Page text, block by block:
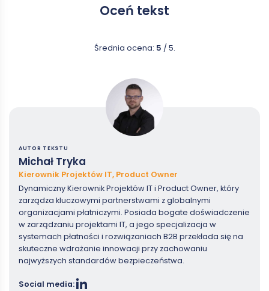
Oceń tekst
Średnia ocena: 5 / 5.
AUTOR TEKSTU
Michał Tryka
Kierownik Projektów IT, Product Owner
Dynamiczny Kierownik Projektów IT i Product Owner, który
zarządza kluczowymi partnerstwami z globalnymi
organizacjami płatniczymi. Posiada bogate doświadczenie
w zarządzaniu projektami IT, a jego specjalizacja w
systemach płatności i rozwiązaniach B2B przekłada się na
skuteczne wdrażanie innowacji przy zachowaniu
najwyższych standardów bezpieczeństwa.
Social media: